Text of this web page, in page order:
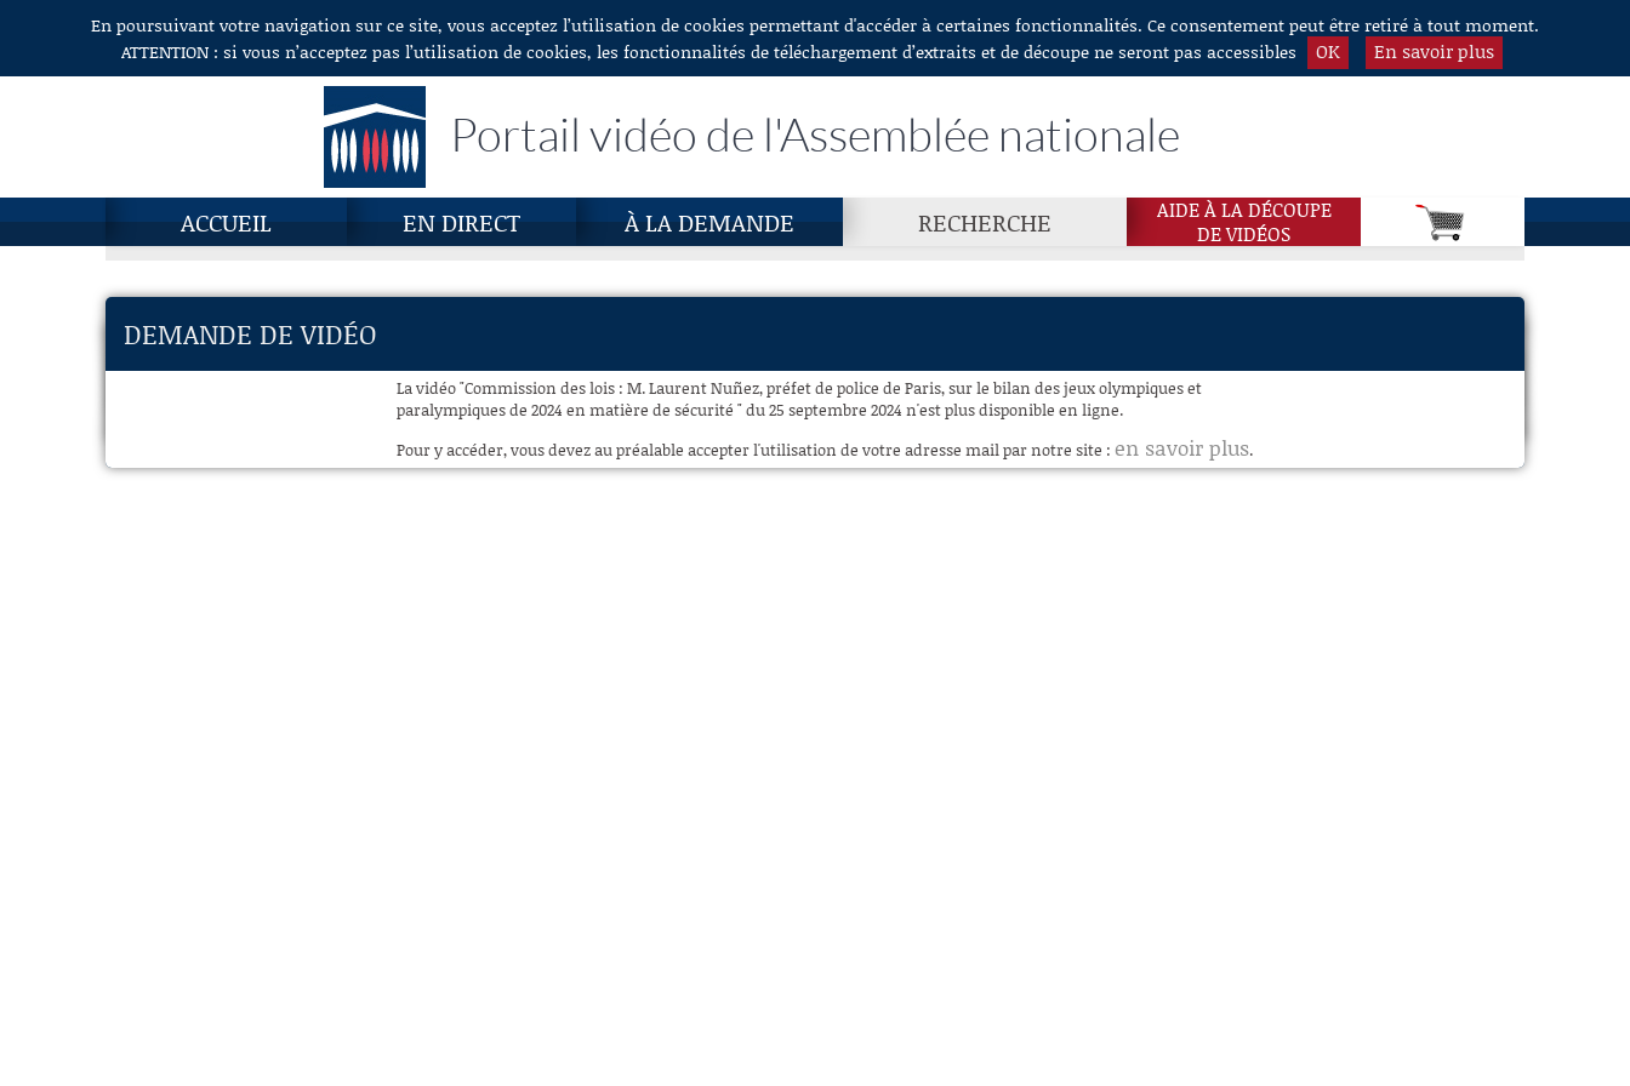
Aller au contenuEn poursuivant votre navigation sur ce site, vous acceptez l’utilisation de cookies permettant d'accéder à certaines fonctionnalités. Ce consentement peut être retiré à tout moment.
ATTENTION : si vous n’acceptez pas l’utilisation de cookies, les fonctionnalités de téléchargement d’extraits et de découpe ne seront pas accessibles
OK En savoir plus
Portail vidéo de l'Assemblée nationale
ACCUEIL EN DIRECT À LA DEMANDE RECHERCHE
AIDE À LA DÉCOUPE
DE VIDÉOS
DEMANDE DE VIDÉO
La vidéo "Commission des lois : M. Laurent Nuñez, préfet de police de Paris, sur le bilan des jeux olympiques et
paralympiques de 2024 en matière de sécurité " du 25 septembre 2024 n'est plus disponible en ligne.
Pour y accéder, vous devez au préalable accepter l'utilisation de votre adresse mail par notre site : en savoir plus.